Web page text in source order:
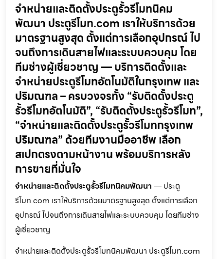
จำหน่ายและติดตั้งประตูรั้วรีโมทนิคม
พัฒนา ประตูรีโมท.com เราให้บริการด้วย
มาตรฐานสูงสุด ตั้งแต่การเลือกอุปกรณ์ ไป
จนถึงการเดินสายไฟและระบบควบคุม โดย
ทีมช่างผู้เชี่ยวชาญ — บริการติดตั้งและ
จำหน่ายประตูรีโมทอัตโนมัติในกรุงเทพ และ
ปริมณฑล – ครบวงจรทั้ง “รับติดตั้งประตู
รั้วรีโมทอัตโนมัติ”, “รับติดตั้งประตูรั้วรีโมท”,
“จำหน่ายและติดตั้งประตูรั้วรีโมทกรุงเทพ
ปริมณฑล” ด้วยทีมงานมืออาชีพ เลือก
สเปกตรงตามหน้างาน พร้อมบริการหลัง
การขายที่มั่นใจ
จำหน่ายและติดตั้งประตูรั้วรีโมทนิคมพัฒนา — ประตู
รีโมท.com เราให้บริการด้วยมาตรฐานสูงสุด ตั้งแต่การเลือก
อุปกรณ์ ไปจนถึงการเดินสายไฟและระบบควบคุม โดยทีมช่าง
ผู้เชี่ยวชาญ
จำหน่ายและติดตั้งประตูรั้วรีโมทนิคมพัฒนา ประตูรีโมท.com